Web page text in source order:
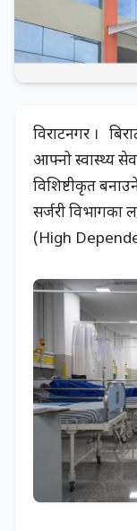
विराटनगर ।
आफ्नो स्वास्थ्य
विशिष्टीकृत
सर्जरी विभागका
(High